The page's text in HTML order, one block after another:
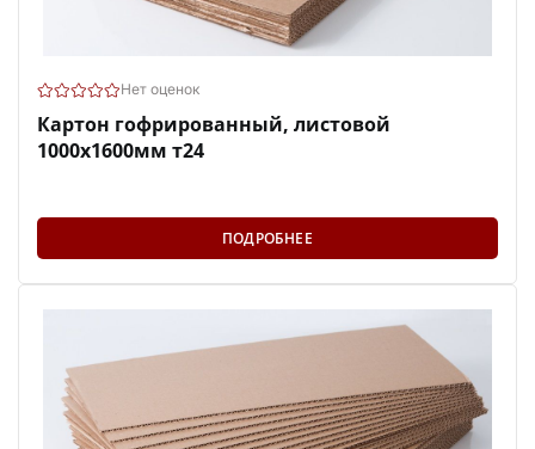
Нет оценок
Картон гофрированный, листовой
1000х1600мм т24
ПОДРОБНЕЕ